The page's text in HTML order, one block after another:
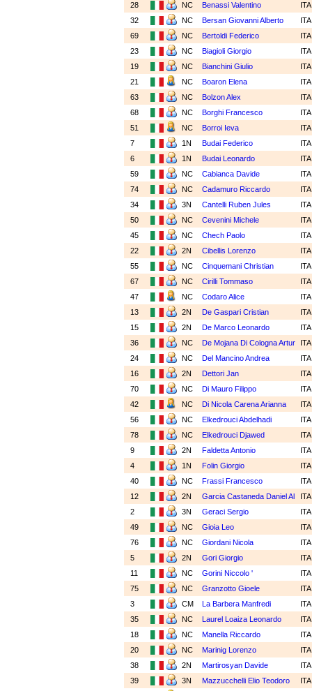
28
NC Benassi Valentino
32
NC Bersan Giovanni Alberto
69
NC Bertoldi Federico
23
NC Biagioli Giorgio
19
NC Bianchini Giulio
21
NC Boaron Elena
63
NC Bolzon Alex
68
NC Borghi Francesco
51
NC Borroi Ieva
7
1N Budai Federico
6
1N Budai Leonardo
59
NC Cabianca Davide
74
NC Cadamuro Riccardo
34
3N Cantelli Ruben Jules
50
NC Cevenini Michele
45
NC Chech Paolo
22
2N Cibellis Lorenzo
55
NC Cinquemani Christian
67
NC Cirilli Tommaso
47
NC Codaro Alice
13
2N De Gaspari Cristian
15
2N De Marco Leonardo
36
NC De Mojana Di Cologna Artur
24
NC Del Mancino Andrea
16
2N Dettori Jan
70
NC Di Mauro Filippo
42
NC Di Nicola Carena Arianna
56
NC Elkedrouci Abdelhadi
78
NC Elkedrouci Djawed
9
2N Faldetta Antonio
4
1N Folin Giorgio
40
NC Frassi Francesco
12
2N Garcia Castaneda Daniel Al
2
3N Geraci Sergio
49
NC Gioia Leo
76
NC Giordani Nicola
5
2N Gori Giorgio
11
NC Gorini Niccolo '
75
NC Granzotto Gioele
3
CM La Barbera Manfredi
35
NC Laurel Loaiza Leonardo
18
NC Manella Riccardo
20
NC Marinig Lorenzo
38
2N Martirosyan Davide
39
3N Mazzucchelli Elio Teodoro